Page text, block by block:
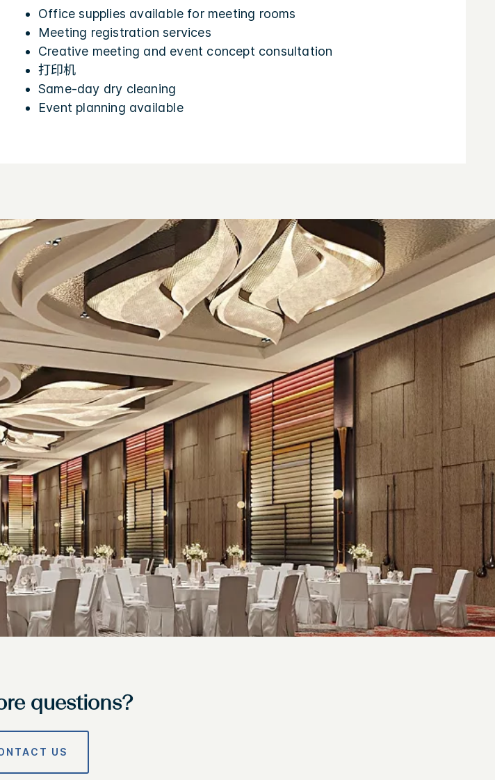
Office supplies available for meeting rooms
Meeting registration services
Creative meeting and event concept consultation
打印机
Same-day dry cleaning
Event planning available
questions?
US